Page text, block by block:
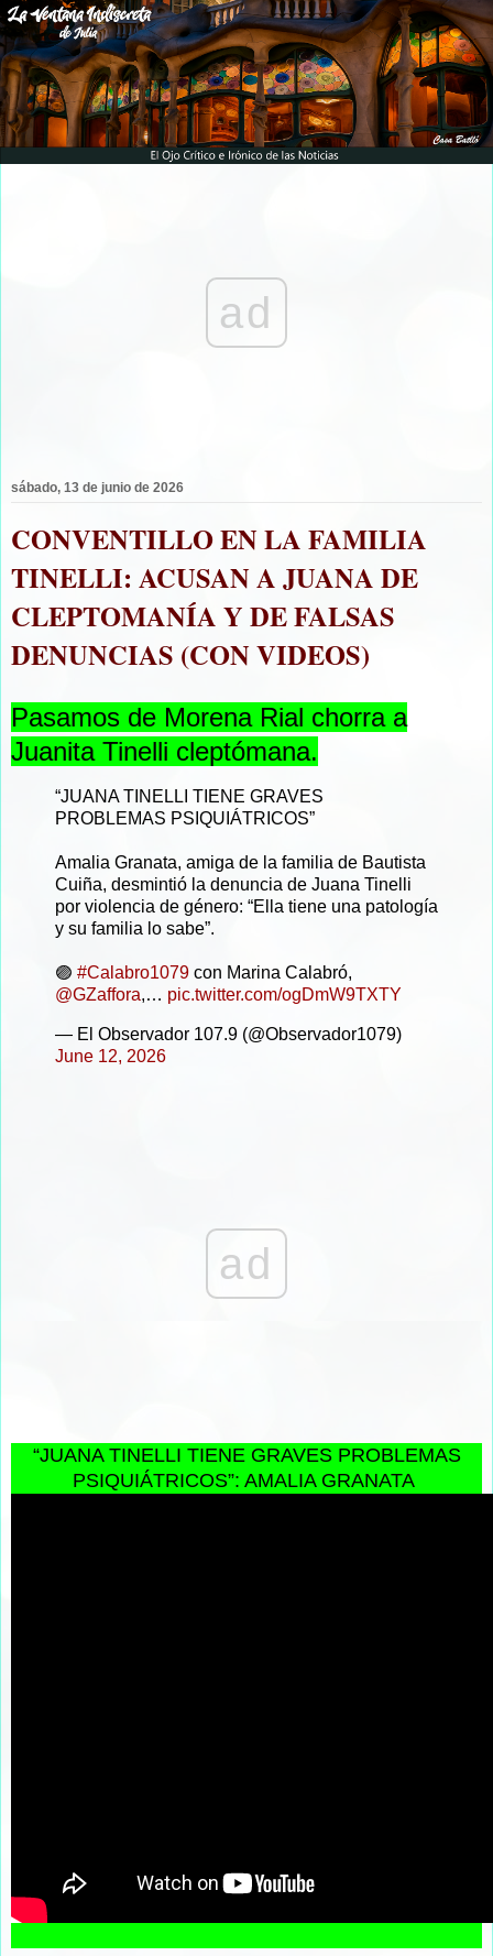
ad
sábado, 13 de junio de 2026
CONVENTILLO EN LA FAMILIA
TINELLI: ACUSAN A JUANA DE
CLEPTOMANÍA Y DE FALSAS
DENUNCIAS (CON VIDEOS)
Pasamos de Morena Rial chorra a
Juanita Tinelli cleptómana.
“JUANA TINELLI TIENE GRAVES
PROBLEMAS PSIQUIÁTRICOS”
Amalia Granata, amiga de la familia de Bautista
Cuiña, desmintió la denuncia de Juana Tinelli
por violencia de género: “Ella tiene una patología
y su familia lo sabe”.
🟣 #Calabro1079 con Marina Calabró,
@GZaffora,… pic.twitter.com/ogDmW9TXTY
— El Observador 107.9 (@Observador1079)
June 12, 2026
ad
“JUANA TINELLI TIENE GRAVES PROBLEMAS
PSIQUIÁTRICOS”: AMALIA GRANATA